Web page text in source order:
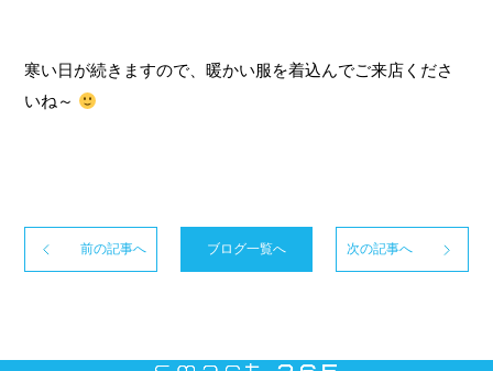
寒い日が続きますので、暖かい服を着込んでご来店くださ
いね～
前の記事へ ブログ一覧へ 次の記事へ